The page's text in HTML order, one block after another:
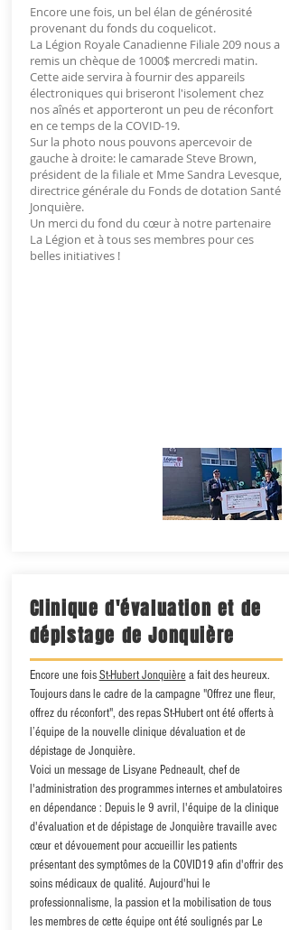
Encore une fois, un bel élan de générosité
provenant du fonds du coquelicot.
La Légion Royale Canadienne Filiale 209 nous a
remis un chèque de 1000$ mercredi matin.
Cette aide servira à fournir des appareils
électroniques qui briseront l'isolement chez
nos aînés et apporteront un peu de réconfort
en ce temps de la COVID-19.
Sur la photo nous pouvons apercevoir de
gauche à droite: le camarade Steve Brown,
président de la filiale et Mme Sandra Levesque,
directrice générale du Fonds de dotation Santé
Jonquière.
Un merci du fond du cœur à notre partenaire
La Légion et à tous ses membres pour ces
belles initiatives !
Clinique d'évaluation et de
dépistage de Jonquière
Encore une foisSt-Hubert Jonquière a fait des heureux.
Toujours dans le cadre de la campagne "Offrez une fleur,
offrez du réconfort", des repas St-Hubert ont été offerts à
l’équipe de la nouvelle clinique dévaluation et de
dépistage de Jonquière.
Voici un message de Lisyane Pedneault, chef de
l'administration des programmes internes et ambulatoires
en dépendance : Depuis le 9 avril, l'équipe de la clinique
d'évaluation et de dépistage de Jonquière travaille avec
cœur et dévouement pour accueillir les patients
présentant des symptômes de la COVID19 afin d'offrir des
soins médicaux de qualité. Aujourd'hui le
professionnalisme, la passion et la mobilisation de tous
les membres de cette équipe ont été soulignés par Le